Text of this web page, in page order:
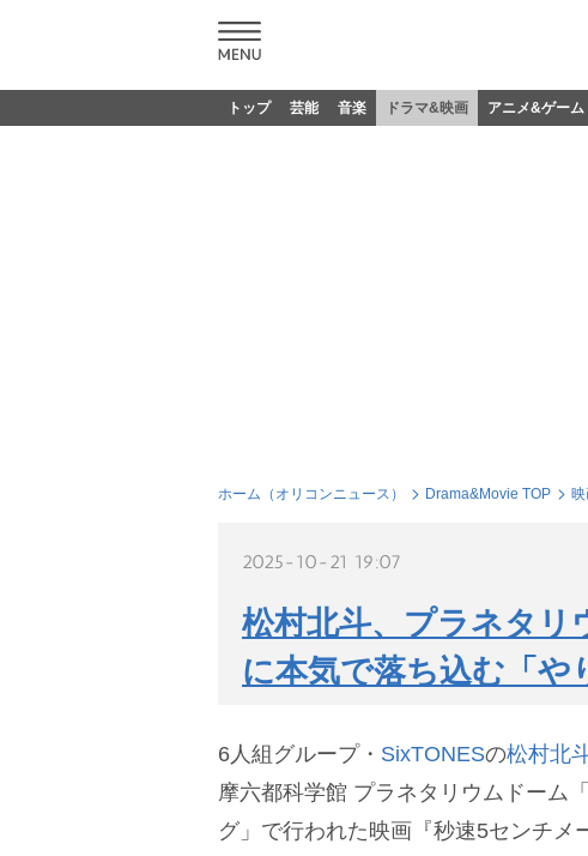
トップ 芸能 音楽 ドラマ&映画 アニメ&ゲーム
ホーム（オリコンニュース） Drama&Movie TOP
2025-10-21 19:07
松村北斗、プラネタリ
に本気で落ち込む「や
6人組グループ・ SixTONESの松村北
摩六都科学館 プラネタリウムドーム
グ」で行われた映画『秒速5センチメ